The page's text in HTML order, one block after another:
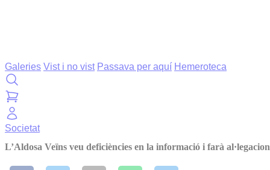
Galeries Vist i no vist Passava per aquí Hemeroteca
Societat
L’Aldosa Veïns veu deficiències en la informació i farà